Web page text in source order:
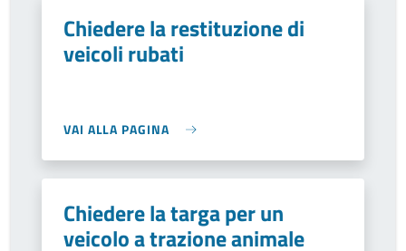
Chiedere la restituzione di
veicoli rubati
VAI ALLA PAGINA
Chiedere la targa per un
veicolo a trazione animale